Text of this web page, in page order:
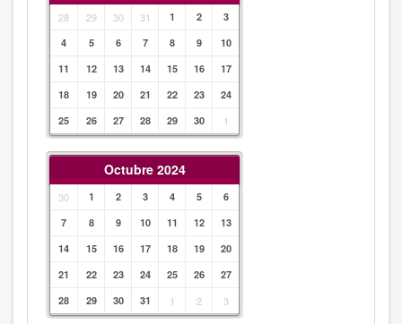
28 29 30 31 1 2
3
4
5 6 7 8 9
10
11
12 13 14 15 16
17
18
19 20 21 22 23
24
25
26 27 28 29 30 1
Octubre 2024
30 1 2 3 4 5
6
7
8 9 10 11 12
13
14
15 16 17 18 19
20
21
22 23 24 25 26
27
28
29 30 31 1 2 3